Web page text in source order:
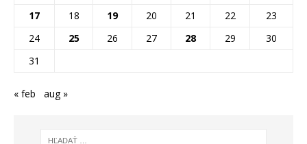
17
18 19 20 21 22
23
24
25 26 27 28 29
30
31
« feb aug »